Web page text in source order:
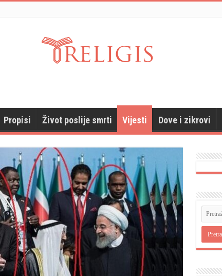
Propisi Život poslije smrti Vijesti Dove i zikrovi